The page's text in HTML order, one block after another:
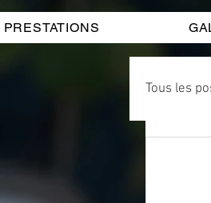
PRESTATIONS
Tous les